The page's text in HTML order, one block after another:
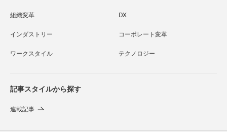
組織変革 DX
インダストリー コーポレート変革
ワークスタイル テクノロジー
記事スタイルから探す
連載記事